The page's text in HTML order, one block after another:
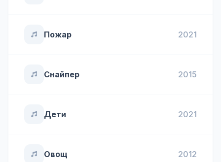
Пожар 2021
Снайпер 2015
Дети 2021
Овощ 2012